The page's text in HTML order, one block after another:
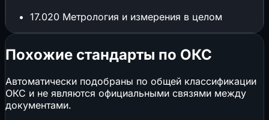
17.020 Метрология и измерения в целом
Похожие стандарты по ОКС
Автоматически подобраны по общей классификации
ОКС и не являются официальными связями между
документами.